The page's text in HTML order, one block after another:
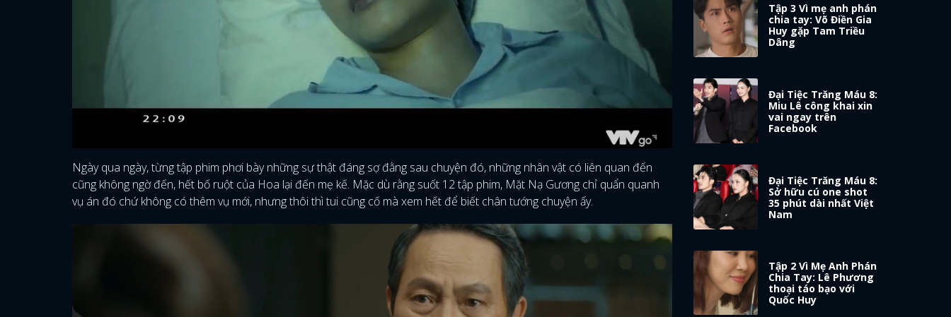
Ngày qua ngày, từng tập phim phơi bày những sự thật đáng sợ đằng sau chuyện đó, những nhân vật có liên quan đến
cũng không ngờ đến, hết bố ruột của Hoa lại đến mẹ kế. Mặc dù rằng suốt 12 tập phim, Mặt Nạ Gương chỉ quẩn quanh
vụ án đó chứ không có thêm vụ mới, nhưng thôi thì tui cũng cố mà xem hết để biết chân tướng chuyện ấy.
Tập 3 Vì mẹ anh phán
chia tay: Võ Điền Gia
Huy gặp Tam Triều
Dâng
Đại Tiệc Trăng Máu 8:
Miu Lê công khai xin
vai ngay trên
Facebook
Đại Tiệc Trăng Máu 8:
Sở hữu cú one shot
35 phút dài nhất Việt
Nam
Tập 2 Vì Mẹ Anh Phán
Chia Tay: Lê Phương
thoại táo bạo với
Quốc Huy